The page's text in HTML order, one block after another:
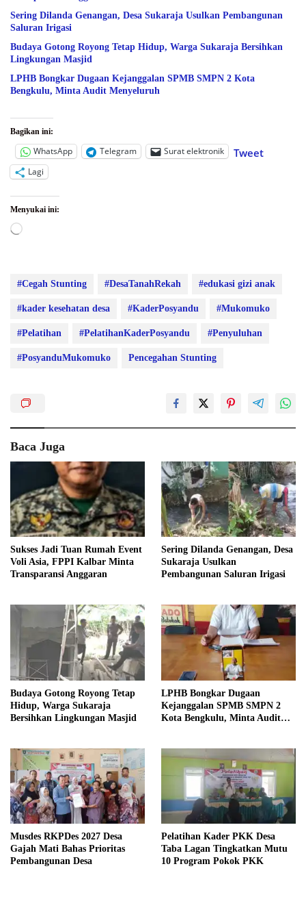
Sering Dilanda Genangan, Desa Sukaraja Usulkan Pembangunan
Saluran Irigasi
Budaya Gotong Royong Tetap Hidup, Warga Sukaraja Bersihkan
Lingkungan Masjid
LPHB Bongkar Dugaan Kejanggalan SPMB SMPN 2 Kota
Bengkulu, Minta Audit Menyeluruh
Bagikan ini:
WhatsApp Telegram Surat elektronik Tweet
Lagi
Menyukai ini:
Memuat...
#Cegah Stunting #DesaTanahRekah #edukasi gizi anak
#kader kesehatan desa #KaderPosyandu #Mukomuko
#Pelatihan #PelatihanKaderPosyandu #Penyuluhan
#PosyanduMukomuko Pencegahan Stunting
Baca Juga
Sukses Jadi Tuan Rumah Event
Voli Asia, FPPI Kalbar Minta
Transparansi Anggaran
Sering Dilanda Genangan, Desa
Sukaraja Usulkan
Pembangunan Saluran Irigasi
Budaya Gotong Royong Tetap
Hidup, Warga Sukaraja
Bersihkan Lingkungan Masjid
LPHB Bongkar Dugaan
Kejanggalan SPMB SMPN 2
Kota Bengkulu, Minta Audit
Musdes RKPDes 2027 Desa
Gajah Mati Bahas Prioritas
Pembangunan Desa
Pelatihan Kader PKK Desa
Taba Lagan Tingkatkan Mutu
10 Program Pokok PKK